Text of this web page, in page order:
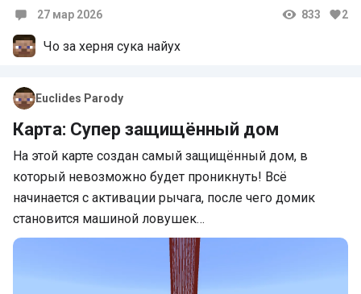
27 мар 2026 833 2
Чо за херня сука найух
Euclides Parody
Карта: Супер защищённый дом
На этой карте создан самый защищённый дом, в
который невозможно будет проникнуть! Всё
начинается с активации рычага, после чего домик
становится машиной ловушек…